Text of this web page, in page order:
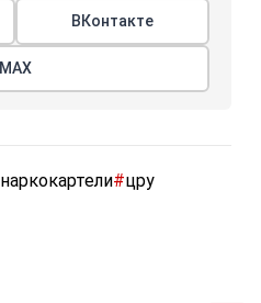
ВКонтакте
МАХ
наркокартели#цру